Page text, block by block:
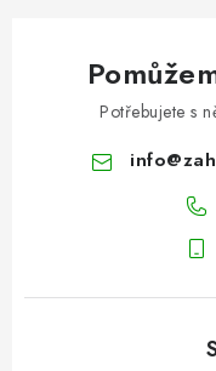
Potřebujete s
info@